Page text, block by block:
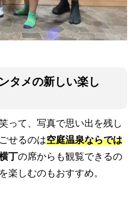
タメの新しい楽し
って、写真で思い出を残し
せるのは空庭温泉ならでは
丁の席からも観覧できるの
楽しむのもおすすめ。